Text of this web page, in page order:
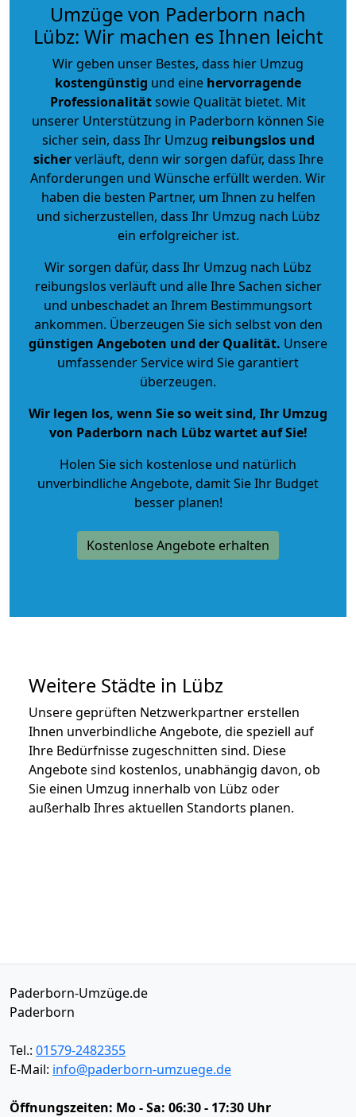
Umzüge von Paderborn nach
Lübz: Wir machen es Ihnen leicht
Wir geben unser Bestes, dass hier Umzug
kostengünstig und eine hervorragende
Professionalitätsowie Qualität bietet. Mit
unserer Unterstützung in Paderborn können Sie
sicher sein, dass Ihr Umzug reibungslos und
sicherverläuft, denn wir sorgen dafür, dass Ihre
Anforderungen und Wünsche erfüllt werden. Wir
haben die besten Partner, um Ihnen zu helfen
und sicherzustellen, dass Ihr Umzug nach Lübz
ein erfolgreicher ist.
Wir sorgen dafür, dass Ihr Umzug nach Lübz
reibungslos verläuft und alle Ihre Sachen sicher
und unbeschadet an Ihrem Bestimmungsort
ankommen. Überzeugen Sie sich selbst von den
günstigen Angeboten und der Qualität. Unsere
umfassender Service wird Sie garantiert
überzeugen.
Wir legen los, wenn Sie so weit sind, Ihr Umzug
von Paderborn nach Lübz wartet auf Sie!
Holen Sie sich kostenlose und natürlich
unverbindliche Angebote, damit Sie Ihr Budget
besser planen!
Kostenlose Angebote erhalten
Weitere Städte in Lübz
Unsere geprüften Netzwerkpartner erstellen
Ihnen unverbindliche Angebote, die speziell auf
Ihre Bedürfnisse zugeschnitten sind. Diese
Angebote sind kostenlos, unabhängig davon, ob
Sie einen Umzug innerhalb von Lübz oder
außerhalb Ihres aktuellen Standorts planen.
Paderborn-Umzüge.de
Paderborn
Tel.: 01579-2482355
E-Mail: info@paderborn-umzuege.de
Öffnungszeiten: Mo - Sa: 06:30 - 17:30 Uhr